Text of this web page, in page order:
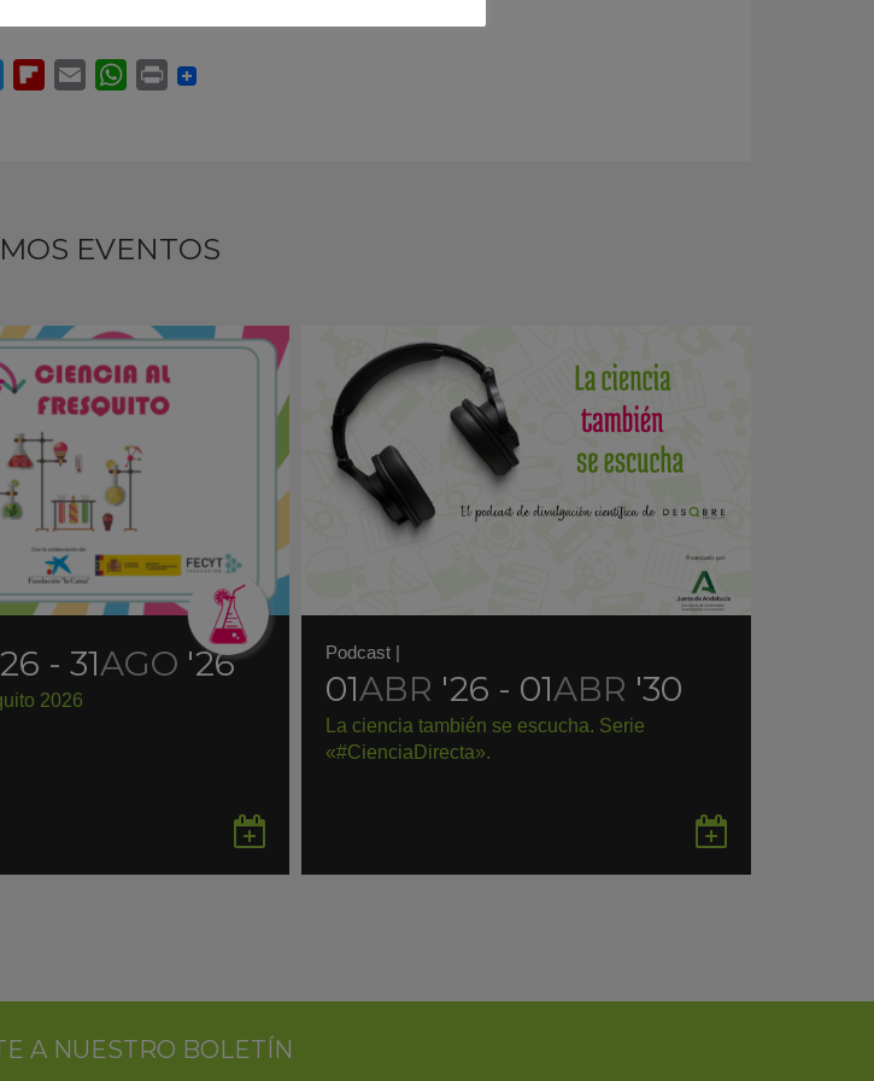
EVENTOS
- 31AGO '26
2026
en
Podcast|
01ABR '26 - 01ABR '30
La ciencia también se escucha. Serie
«#CienciaDirecta».
en
A NUESTRO BOLETÍN